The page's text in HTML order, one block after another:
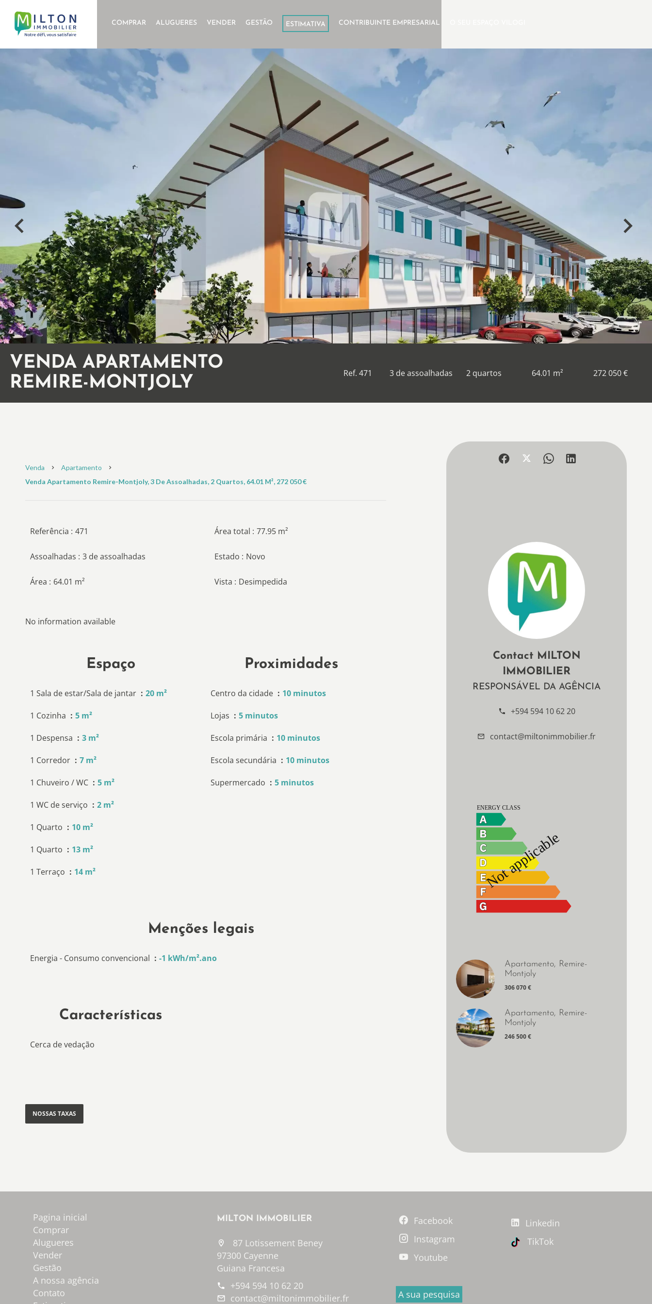
COMPRAR ALUGUERES VENDER GESTÃO ESTIMATIVA CONTRIBUINTE EMPRESARIAL
VENDA APARTAMENTO
REMIRE-MONTJOLY
Ref. 471 3 de assoalhadas 2 quartos 64.01 m² 272 050 €
Venda
Apartamento
Venda Apartamento Remire-Montjoly, 3 De Assoalhadas, 2 Quartos, 64.01 M², 272 050 €
Referência 471
Assoalhadas 3 de assoalhadas
Área 64.01 m²
Área total 77.95 m²
Estado Novo
Vista Desimpedida
No information available
Espaço
1 Sala de estar/Sala de jantar 20 m²
1 Cozinha 5 m²
1 Despensa 3 m²
1 Corredor 7 m²
1 Chuveiro / WC 5 m²
1 WC de serviço 2 m²
1 Quarto 10 m²
1 Quarto 13 m²
1 Terraço 14 m²
Proximidades
Centro da cidade 10 minutos
Lojas 5 minutos
Escola primária 10 minutos
Escola secundária 10 minutos
Supermercado 5 minutos
Menções legais
Energia - Consumo convencional -1 kWh/m².ano
Características
Cerca de vedação
NOSSAS TAXAS
Contact MILTON
IMMOBILIER
RESPONSÁVEL DA AGÊNCIA
+594 594 10 62 20
contact@miltonimmobilier.fr
Apartamento, Remire-
Montjoly
306 070 €
Apartamento, Remire-
Montjoly
246 500 €
Pagina inicial
Comprar
Alugueres
Vender
Gestão
A nossa agência
Contato
MILTON IMMOBILIER
87 Lotissement Beney
97300 Cayenne
Guiana Francesa
+594 594 10 62 20
contact@miltonimmobilier.fr
Facebook
Instagram
Youtube
Linkedin
TikTok
A sua pesquisa